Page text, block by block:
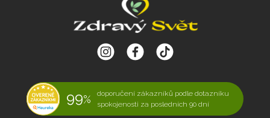
99%
doporučení zákazníků podle dotazníku
spokojenosti za posledních 90 dní